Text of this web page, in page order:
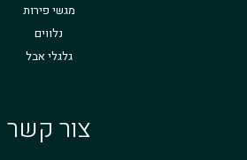
מגשי פירות
נלווים
גלגלי אבל
צור קשר